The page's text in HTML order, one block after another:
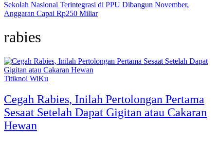
Sekolah Nasional Terintegrasi di PPU Dibangun November,
Anggaran Capai Rp250 Miliar
rabies
Titiknol WiKu
Cegah Rabies, Inilah Pertolongan Pertama
Sesaat Setelah Dapat Gigitan atau Cakaran
Hewan